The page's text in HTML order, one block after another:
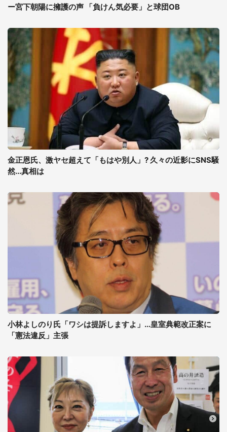
ー宮下朝陽に擁護の声 「負けん気必要」と球団OB
金正恩氏、激ヤセ超えて「もはや別人」? 久々の近影にSNS騒
然...真相は
小林よしのり氏「ワシは提訴しますよ」...皇室典範改正案に
「憲法違反」主張